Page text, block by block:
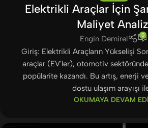
Elektrikli Araçlar İçin
Maliyet
Engin Demirel 0
Giriş: Elektrikli Araçların Yükselişi
araçlar (EV'ler), otomotiv
popülarite kazandı. Bu artış, enerji
dostu ulaşım arayışı
OKUMAYA DEVAM